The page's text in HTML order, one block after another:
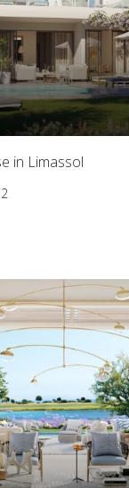
in Limassol